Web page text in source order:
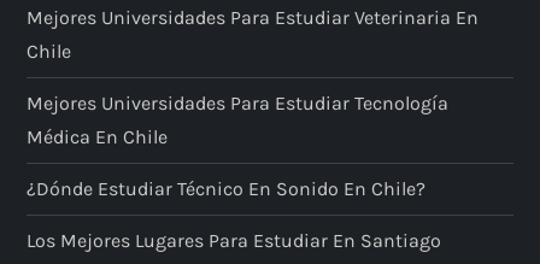
c
i
ó
n
Mejores Universidades Para Estudiar Veterinaria En
Chile
Mejores Universidades Para Estudiar Tecnología
Médica En Chile
¿Dónde Estudiar Técnico En Sonido En Chile?
Los Mejores Lugares Para Estudiar En Santiago